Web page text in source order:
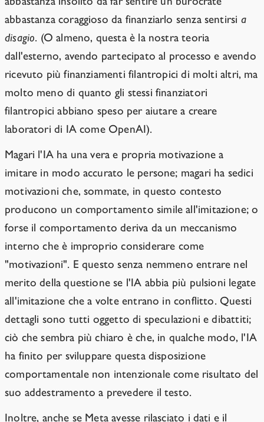
abbastanza coraggioso da finanziarlo senza sentirsi a
disagio. (O almeno, questa è la nostra teoria
dall'esterno, avendo partecipato al processo e avendo
ricevuto più finanziamenti filantropici di molti altri, ma
molto meno di quanto gli stessi finanziatori
filantropici abbiano speso per aiutare a creare
laboratori di IA come OpenAI).
Magari l'IA ha una vera e propria motivazione a
imitare in modo accurato le persone; magari ha sedici
motivazioni che, sommate, in questo contesto
producono un comportamento simile all'imitazione; o
forse il comportamento deriva da un meccanismo
interno che è improprio considerare come
"motivazioni". E questo senza nemmeno entrare nel
merito della questione se l'IA abbia più pulsioni legate
all'imitazione che a volte entrano in conflitto. Questi
dettagli sono tutti oggetto di speculazioni e dibattiti;
ciò che sembra più chiaro è che, in qualche modo, l'IA
ha finito per sviluppare questa disposizione
comportamentale non intenzionale come risultato del
suo addestramento a prevedere il testo.
Inoltre, anche se Meta avesse rilasciato i dati e il